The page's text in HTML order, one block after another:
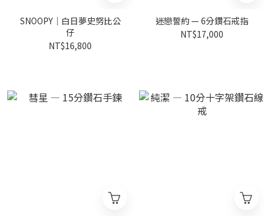
SNOOPY｜白日夢史努比公
仔
NT$16,800
迷戀誓約 — 6分鑽石戒指
NT$17,000